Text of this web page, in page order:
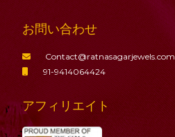
お問い合わせ
Contact@ratnasagarjewels.com
91-9414064424
アフィリエイト